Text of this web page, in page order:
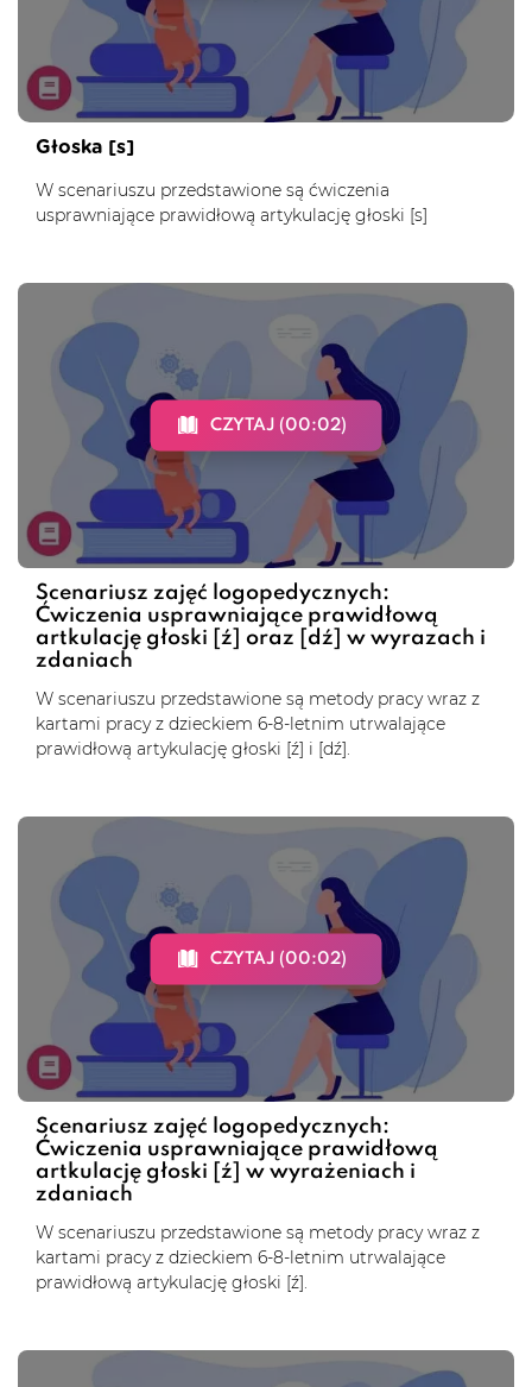
Głoska [s]
W scenariuszu przedstawione są ćwiczenia
usprawniające prawidłową artykulację głoski [s]
CZYTAJ (00:02)
Scenariusz zajęć logopedycznych:
Ćwiczenia usprawniające prawidłową
artkulację głoski [ź] oraz [dź] w wyrazach i
zdaniach
W scenariuszu przedstawione są metody pracy wraz z
kartami pracy z dzieckiem 6-8-letnim utrwalające
prawidłową artykulację głoski [ź] i [dź].
CZYTAJ (00:02)
Scenariusz zajęć logopedycznych:
Ćwiczenia usprawniające prawidłową
artkulację głoski [ź] w wyrażeniach i
zdaniach
W scenariuszu przedstawione są metody pracy wraz z
kartami pracy z dzieckiem 6-8-letnim utrwalające
prawidłową artykulację głoski [ź].